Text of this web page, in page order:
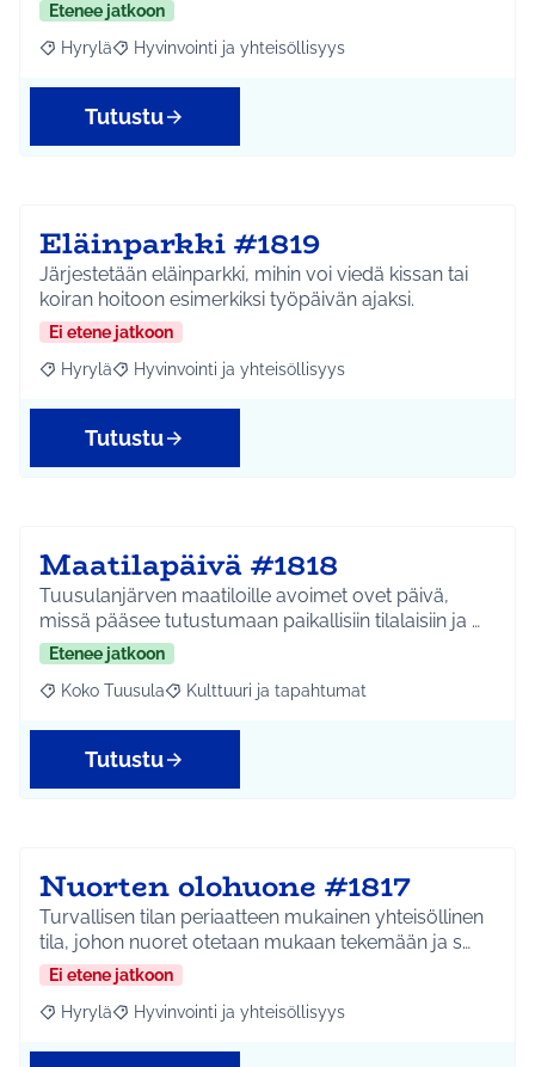
Etenee jatkoon
Rajaa tulokset aihepiirin mukaan: Hyrylä
Hyrylä Rajaa tulokset teeman mukaan: Hyvinvointi ja
Hyvinvointi ja yhteisöllisyys
Tutustu
Eläinparkki #1819
Järjestetään eläinparkki, mihin voi viedä kissan tai
koiran hoitoon esimerkiksi työpäivän ajaksi.
Ei etene jatkoon
Rajaa tulokset aihepiirin mukaan: Hyrylä
Hyrylä Rajaa tulokset teeman mukaan: Hyvinvointi ja
Hyvinvointi ja yhteisöllisyys
Tutustu
Maatilapäivä #1818
Tuusulanjärven maatiloille avoimet ovet päivä,
missä pääsee tutustumaan paikallisiin tilalaisiin ja …
Etenee jatkoon
Rajaa tulokset aihepiirin mukaan: Koko Tuusula
Koko Tuusula Rajaa tulokset teeman mukaan: Kulttuuri ja
Kulttuuri ja tapahtumat
Tutustu
Nuorten olohuone #1817
Turvallisen tilan periaatteen mukainen yhteisöllinen
tila, johon nuoret otetaan mukaan tekemään ja s…
Ei etene jatkoon
Rajaa tulokset aihepiirin mukaan: Hyrylä
Hyrylä Rajaa tulokset teeman mukaan: Hyvinvointi ja
Hyvinvointi ja yhteisöllisyys